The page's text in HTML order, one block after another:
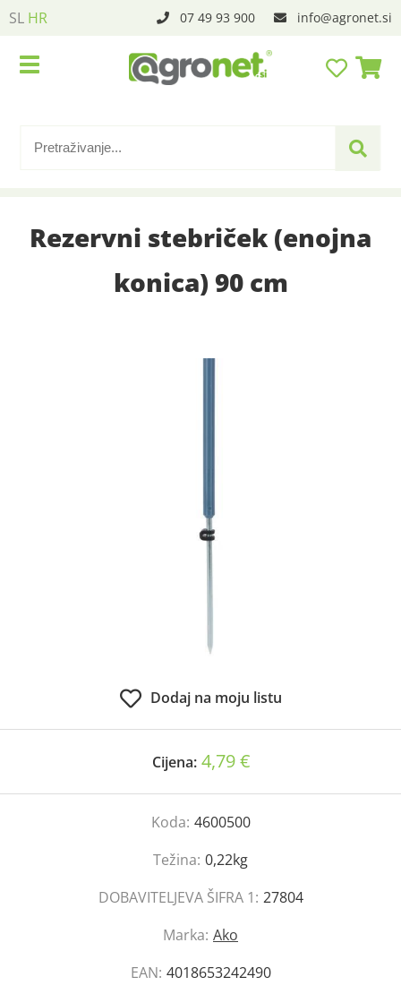
SL HR 07 49 93 900 info agronet.si
Rezervni stebriček (enojna
konica) 90 cm
Dodaj na moju listu
Cijena: 4,79 €
Koda: 4600500
Težina: 0,22kg
DOBAVITELJEVA ŠIFRA 1: 27804
Marka: Ako
EAN: 4018653242490